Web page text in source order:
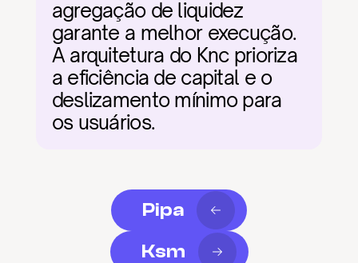
agregação de liquidez
garante a melhor execução.
A arquitetura do Knc prioriza
a eficiência de capital e o
deslizamento mínimo para
os usuários.
Pipa
Ksm